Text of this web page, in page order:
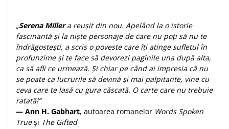
Viata de zi cu zi
Despre afaceri
Dezvoltare personala
Leadership
Mediu
Sanatate / nutritie
„Serena Millera reușit din nou. Apelând la o istorie
fascinantă și la niște personaje de care nu poți să nu te
îndrăgostești, a scris o poveste care îți atinge sufletul în
profunzime și te face să devorezi paginile una după alta,
ca să afli ce urmează. Și chiar pe când ai impresia că nu
se poate ca lucrurile să devină și mai palpitante, vine cu
ceva care te lasă cu gura căscată. O carte care nu trebuie
ratată!“
— Ann H. Gabhart, autoarea romanelor Words Spoken
Trueși The Gifted